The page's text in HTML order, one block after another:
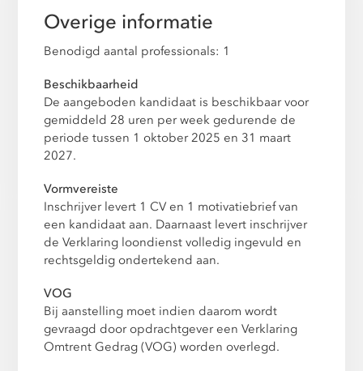
Overige informatie
Benodigd aantal professionals: 1
Beschikbaarheid
De aangeboden kandidaat is beschikbaar voor
gemiddeld 28 uren per week gedurende de
periode tussen 1 oktober 2025 en 31 maart
2027.
Vormvereiste
Inschrijver levert 1 CV en 1 motivatiebrief van
een kandidaat aan. Daarnaast levert inschrijver
de Verklaring loondienst volledig ingevuld en
rechtsgeldig ondertekend aan.
VOG
Bij aanstelling moet indien daarom wordt
gevraagd door opdrachtgever een Verklaring
Omtrent Gedrag (VOG) worden overlegd.